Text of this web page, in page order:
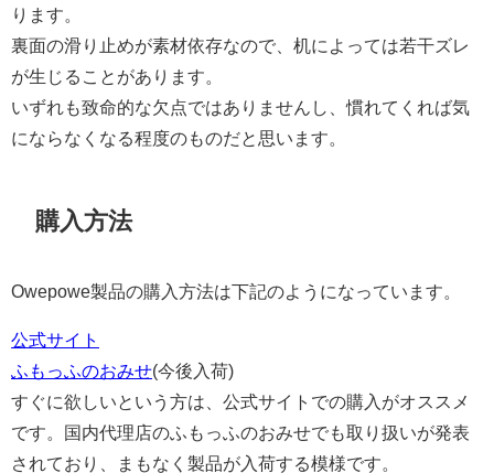
ります。
裏面の滑り止めが素材依存なので、机によっては若干ズレ
が生じることがあります。
いずれも致命的な欠点ではありませんし、慣れてくれば気
にならなくなる程度のものだと思います。
購入方法
Owepowe製品の購入方法は下記のようになっています。
公式サイト
ふもっふのおみせ(今後入荷)
すぐに欲しいという方は、公式サイトでの購入がオススメ
です。国内代理店のふもっふのおみせでも取り扱いが発表
されており、まもなく製品が入荷する模様です。